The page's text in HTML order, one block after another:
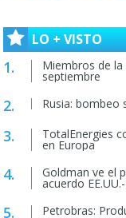
LO + VISTO
Miembros de
septiembre
Rusia: bombeo
TotalEnergies
en Europa
Goldman ve el
acuerdo
Petrobras: